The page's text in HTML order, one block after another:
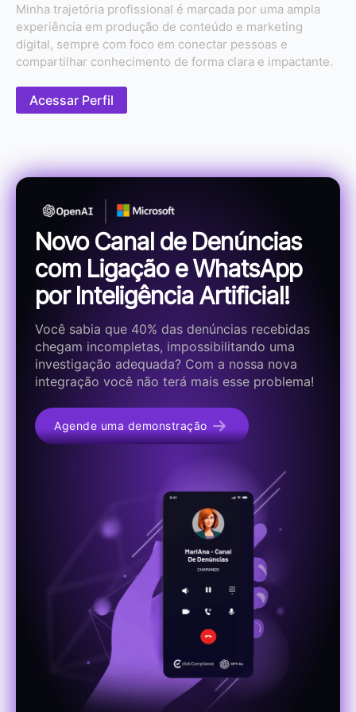
Minha trajetória profissional é marcada por uma ampla
experiência em produção de conteúdo e marketing
digital, sempre com foco em conectar pessoas e
compartilhar conhecimento de forma clara e impactante.
Acessar Perfil
Novo Canal de Denúncias
com Ligação e WhatsApp
por Inteligência Artificial!
Você sabia que 40% das denúncias recebidas
chegam incompletas, impossibilitando uma
investigação adequada? Com a nossa nova
integração você não terá mais esse problema!
Agende uma demonstração